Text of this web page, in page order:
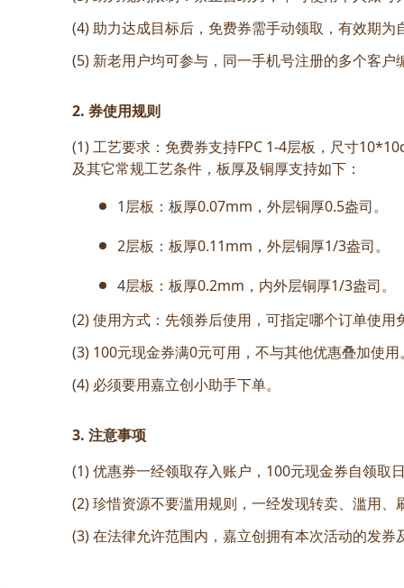
(4) 助力达成目标后，免费券需手动领取，有效期
(5) 新老用户均可参与，同一手机号注册的多个客
2. 券使用规则
(1) 工艺要求：免费券支持FPC 1-4层板，尺寸
及其它常规工艺条件，板厚及铜厚支持如下：
1层板：板厚0.07mm，外层铜厚0.5盎司。
2层板：板厚0.11mm，外层铜厚1/3盎司。
4层板：板厚0.2mm，内外层铜厚1/3盎司。
(2) 使用方式：先领券后使用，可指定哪个订单使
(3) 100元现金券满0元可用，不与其他优惠叠加使用
(4) 必须要用嘉立创小助手下单。
3. 注意事项
(1) 优惠券一经领取存入账户，100元现金券自领取
(2) 珍惜资源不要滥用规则，一经发现转卖、滥用
(3) 在法律允许范围内，嘉立创拥有本次活动的发券